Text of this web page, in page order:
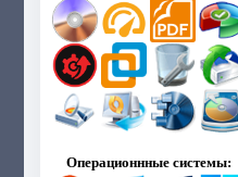
Операционнные системы: